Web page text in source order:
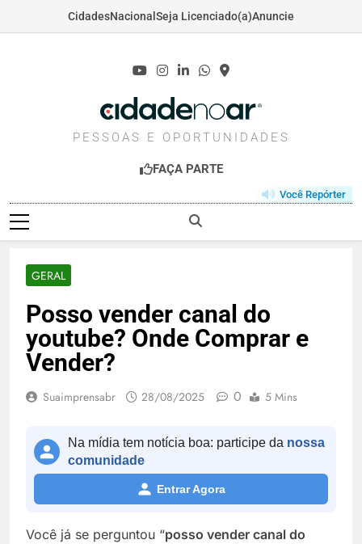
CidadesNacional Seja Licenciado(a)Anuncie
CIDADENOAR.COM
PESSOAS E OPORTUNIDADES
FAÇA PARTE
Você Repórter
GERAL
Posso vender canal do
youtube? Onde Comprar e
Vender?
Suaimprensabr 28/08/2025 0 5 Mins
Na mídia tem notícia boa: participe da nossa
comunidade
Entrar Agora
Você já se perguntou “posso vender canal do